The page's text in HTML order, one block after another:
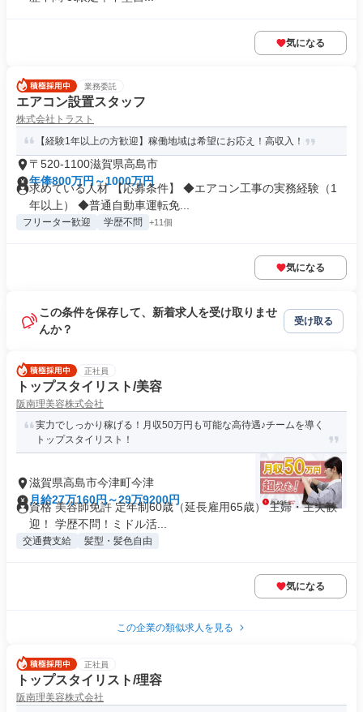
気になる
業務委託
エアコン設置スタッフ
株式会社トラスト
【経験1年以上の方歓迎】稼働地域は希望にお応え！高収入！
〒520-1100滋賀県高島市
年俸800万円～1000万円
求めている人材 【応募条件】 ◆エアコン工事の実務経験（1
年以上） ◆普通自動車運転免...
フリーター歓迎 学歴不問 +11個
気になる
この条件を保存して、新着求人を受け取りませ
んか？
受け取る
正社員
トップスタイリスト/美容
阪南理美容株式会社
実力でしっかり稼げる！月収50万円も可能な高待遇♪チームを導く
トップスタイリスト！
滋賀県高島市今津町今津
月給27万160円～29万9200円
資格 美容師免許 定年制60歳（延長雇用65歳） 主婦・主夫歓
迎！ 学歴不問！ミドル活...
交通費支給 髪型・髪色自由
気になる
この企業の類似求人を見る
正社員
トップスタイリスト/理容
阪南理美容株式会社